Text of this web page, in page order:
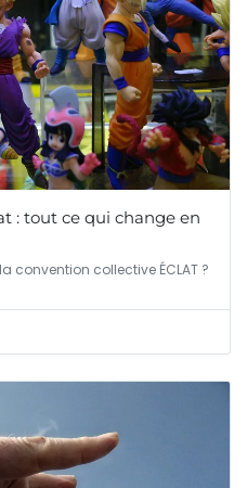
: tout ce qui change en
convention collective ÉCLAT ?